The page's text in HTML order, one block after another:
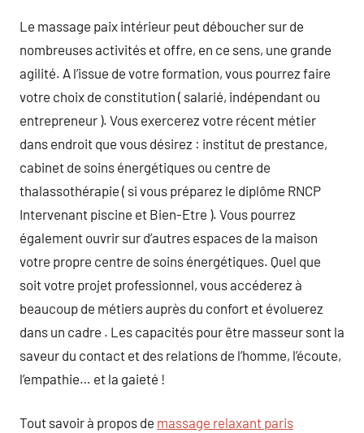
Le massage paix intérieur peut déboucher sur de
nombreuses activités et offre, en ce sens, une grande
agilité. A l’issue de votre formation, vous pourrez faire
votre choix de constitution ( salarié, indépendant ou
entrepreneur ). Vous exercerez votre récent métier
dans endroit que vous désirez : institut de prestance,
cabinet de soins énergétiques ou centre de
thalassothérapie ( si vous préparez le diplôme RNCP
Intervenant piscine et Bien-Etre ). Vous pourrez
également ouvrir sur d’autres espaces de la maison
votre propre centre de soins énergétiques. Quel que
soit votre projet professionnel, vous accéderez à
beaucoup de métiers auprès du confort et évoluerez
dans un cadre . Les capacités pour être masseur sont la
saveur du contact et des relations de l’homme, l’écoute,
l’empathie… et la gaieté !
Tout savoir à propos de massage relaxant paris